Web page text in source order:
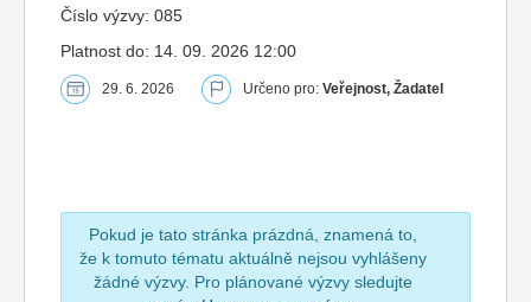
Číslo výzvy: 085
Platnost do: 14. 09. 2026 12:00
29. 6. 2026 Určeno pro: Veřejnost, Žadatel
Pokud je tato stránka prázdná, znamená to,
že k tomuto tématu aktuálně nejsou vyhlášeny
žádné výzvy. Pro plánované výzvy sledujte